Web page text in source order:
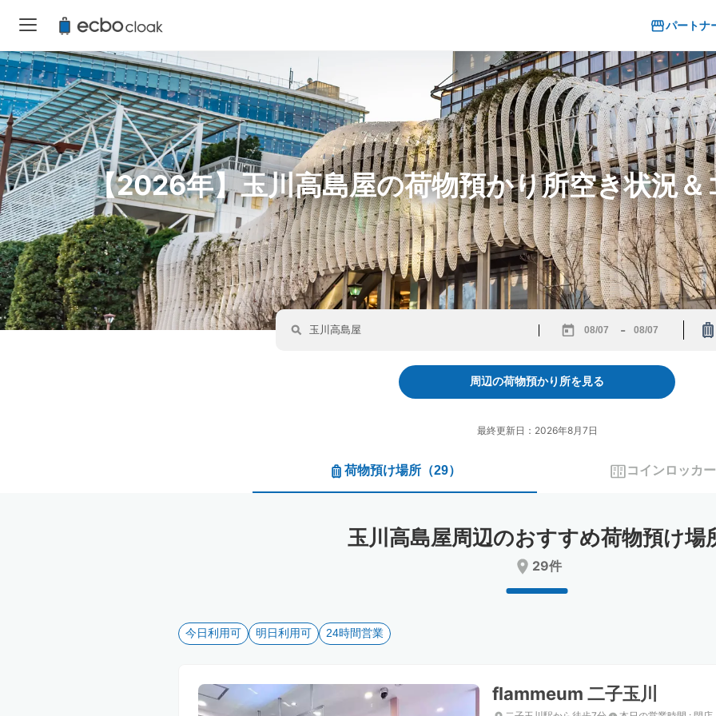
パートナ
【2026年】玉川高島屋の荷物預かり所空き状況
forward
to
interact
the
select
Press
the
changing
-
backward
interact
select
the
for
changing
周辺の荷物預かり所を見る
最終更新日：2026年8月7日
荷物預け場所 （29） コインロッカー
玉川高島屋周辺のおすすめ荷物預け場
29件
今日利用可 明日利用可 24時間営業
flammeum 二子玉川